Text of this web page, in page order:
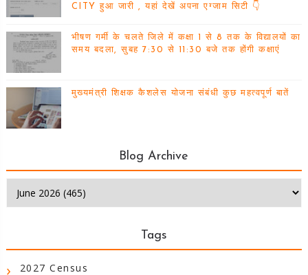
CITY हुआ जारी , यहां देखें अपना एग्जाम सिटी 👇
भीषण गर्मी के चलते जिले में कक्षा 1 से 8 तक के विद्यालयों का
समय बदला, सुबह 7:30 से 11:30 बजे तक होंगी कक्षाएं
मुख्यमंत्री शिक्षक कैशलेस योजना संबंधी कुछ महत्वपूर्ण बातें
Blog Archive
Tags
2027 Census